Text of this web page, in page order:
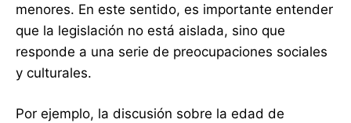
menores. En este sentido, es importante entender
que la legislación no está aislada, sino que
responde a una serie de preocupaciones sociales
y culturales.
Por ejemplo, la discusión sobre la edad de